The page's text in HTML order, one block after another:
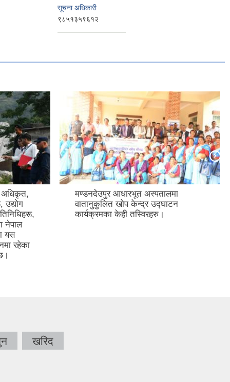
सूचना अधिकारी
९८५१३५९६१२
अधिकृत,
उद्योग
नेपाल
यस
रहेका
मण्डनदेउपुर आधारभूत अस्पतालमा
वातानुकुलित खोप केन्द्र उद्‍घाटन
कार्यक्रमका केही तस्विरहरु।
खरिद